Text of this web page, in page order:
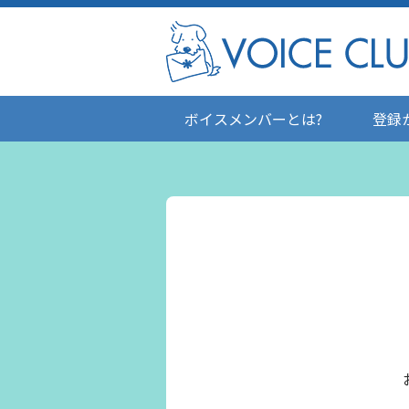
ボイスメンバーとは? 登録